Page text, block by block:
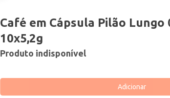
Café em Cápsula Pilão Lungo
10x5,2g
Produto indisponível
Adicionar